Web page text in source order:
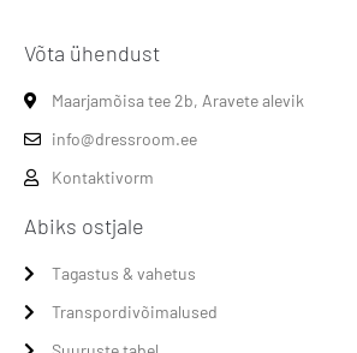
Võta ühendust
Maarjamõisa tee 2b, Aravete alevik
info@dressroom.ee
Kontaktivorm
Abiks ostjale
Tagastus & vahetus
Transpordivõimalused